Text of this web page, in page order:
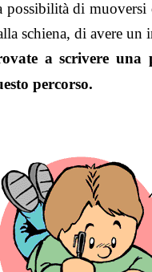
possibilità di muoversi
schiena, di avere un
a scrivere una
percorso.